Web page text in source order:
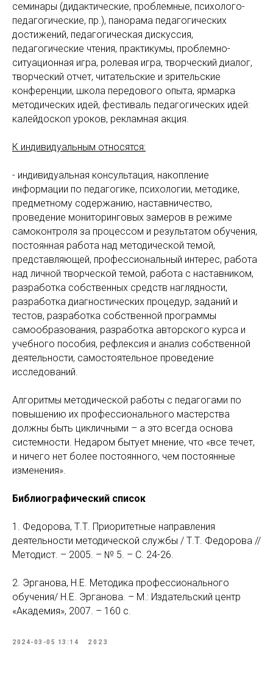
семинары (дидактические, проблемные, психолого-
педагогические, пр.), панорама педагогических
достижений, педагогическая дискуссия,
педагогические чтения, практикумы, проблемно-
ситуационная игра, ролевая игра, творческий диалог,
творческий отчет, читательские и зрительские
конференции, школа передового опыта, ярмарка
методических идей, фестиваль педагогических идей:
калейдоскоп уроков, рекламная акция.
К индивидуальным относятся:
- индивидуальная консультация, накопление
информации по педагогике, психологии, методике,
предметному содержанию, наставничество,
проведение мониторинговых замеров в режиме
самоконтроля за процессом и результатом обучения,
постоянная работа над методической темой,
представляющей, профессиональный интерес, работа
над личной творческой темой, работа с наставником,
разработка собственных средств наглядности,
разработка диагностических процедур, заданий и
тестов, разработка собственной программы
самообразования, разработка авторского курса и
учебного пособия, рефлексия и анализ собственной
деятельности, самостоятельное проведение
исследований.
Алгоритмы методической работы с педагогами по
повышению их профессионального мастерства
должны быть цикличными – а это всегда основа
системности. Недаром бытует мнение, что «все течет,
и ничего нет более постоянного, чем постоянные
изменения».
Библиографический список
1. Федорова, Т.Т. Приоритетные направления
деятельности методической службы / Т.Т. Федорова //
Методист. – 2005. – № 5. – С. 24-26.
2. Эрганова, Н.Е. Методика профессионального
обучения/ Н.Е. Эрганова. – М.: Издательский центр
«Академия», 2007. – 160 с.
2024-03-05 13:14 2023